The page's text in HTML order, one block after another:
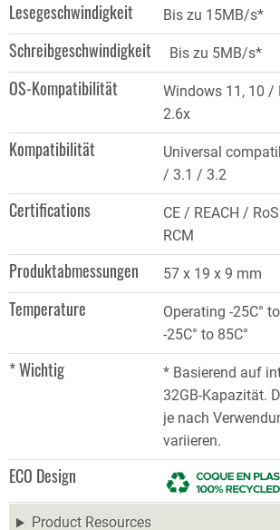
Lesegeschwindigkeit Bis zu 15MB/s*
Schreibgeschwindigkeit Bis zu 5MB/s*
OS-Kompatibilität
Windows 11, 10 /
2.6x
Kompatibilität
Universal
/ 3.1 / 3.2
Certifications
CE / REACH /
RCM
Produktabmessungen 57 x 19 x 9 mm
Temperature
Operating -25C°
-25C° to 85C°
* Wichtig
* Basierend auf
32GB-Kapazität.
je nach
variieren.
ECO Design
Product Resources